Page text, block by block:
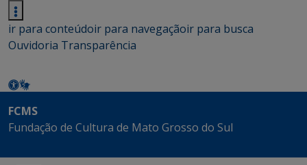
ir para conteúdoir para navegaçãoir para busca
Ouvidoria Transparência
FCMS
Fundação de Cultura de Mato Grosso do Sul